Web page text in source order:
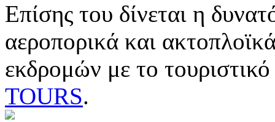
Επίσης του δίνεται η
αεροπορικά και
εκδρομών με το
TOURS.